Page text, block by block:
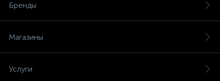
Бренды
Магазины
Услуги